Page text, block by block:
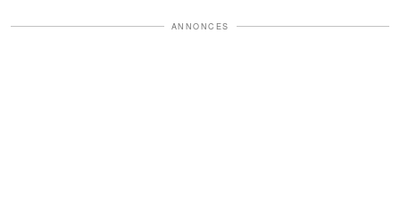
ANNONCES